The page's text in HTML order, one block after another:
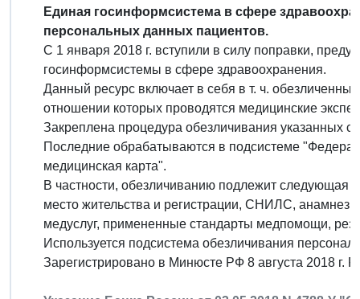
Единая госинформсистема в сфере
персональных данных пациентов.
С 1 января 2018 г. вступили в силу поправки,
госинформсистемы в сфере здравоохранения.
Данный ресурс включает в себя в т. ч.
отношении которых проводятся медицинские
Закреплена процедура обезличивания указанных
Последние обрабатываются в подсистеме
медицинская карта".
В частности, обезличиванию подлежит
место жительства и регистрации, СНИЛС, анамнез,
медуслуг, примененные стандарты медпомощи,
Используется подсистема обезличивания
Зарегистрировано в Минюсте РФ 8 августа 2018 г.